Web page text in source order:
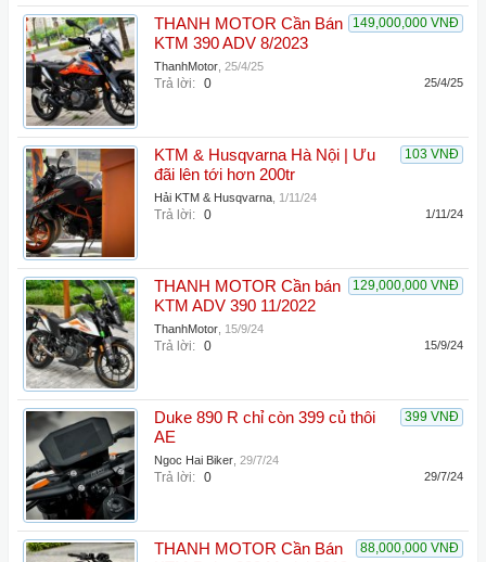
149,000,000 VNĐ
THANH MOTOR Cần Bán
KTM 390 ADV 8/2023
ThanhMotor 25/4/25
Trả lời: 0 25/4/25
103 VNĐ
KTM & Husqvarna Hà Nội | Ưu
đãi lên tới hơn 200tr
Hải KTM & Husqvarna 1/11/24
Trả lời: 0 1/11/24
129,000,000 VNĐ
THANH MOTOR Cần bán
KTM ADV 390 11/2022
ThanhMotor 15/9/24
Trả lời: 0 15/9/24
399 VNĐ
Duke 890 R chỉ còn 399 củ thôi
AE
Ngoc Hai Biker 29/7/24
Trả lời: 0 29/7/24
88,000,000 VNĐ
THANH MOTOR Cần Bán